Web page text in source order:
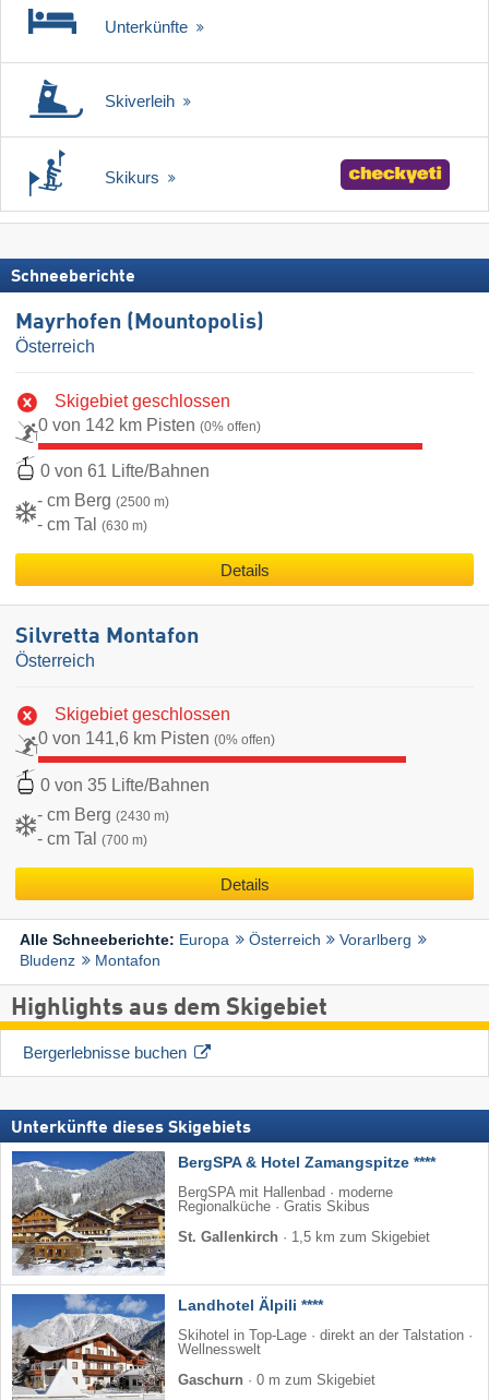
Unterkünfte
Skiverleih
Skikurs
Schneeberichte
Mayrhofen (Mountopolis)
Österreich
Skigebiet geschlossen
0 von 142 km Pisten (0% offen)
0 von 61 Lifte/Bahnen
- cm Berg (2500 m)
- cm Tal (630 m)
Details
Silvretta Montafon
Österreich
Skigebiet geschlossen
0 von 141,6 km Pisten (0% offen)
0 von 35 Lifte/Bahnen
- cm Berg (2430 m)
- cm Tal (700 m)
Details
Alle Schneeberichte: Europa Österreich
Vorarlberg
Bludenz
Montafon
Highlights aus dem Skigebiet
Bergerlebnisse buchen
Unterkünfte dieses Skigebiets
BergSPA & Hotel Zamangspitze ****
BergSPA mit Hallenbad · moderne
Regionalküche · Gratis Skibus
St. Gallenkirch · 1,5 km zum Skigebiet
Landhotel Älpili ****
Skihotel in Top-Lage · direkt an der Talstation ·
Wellnesswelt
Gaschurn · 0 m zum Skigebiet